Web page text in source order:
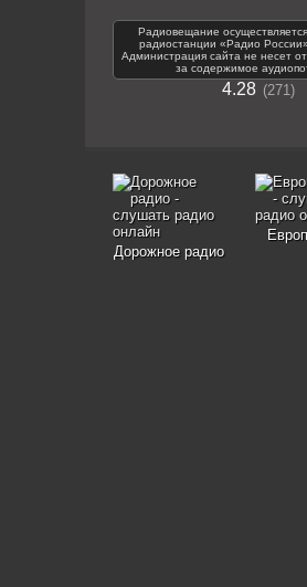
Радиовещание
радиостанции «Радио
Администрация сайта не несет
за содержимое
4.28 271
Дорожное радио